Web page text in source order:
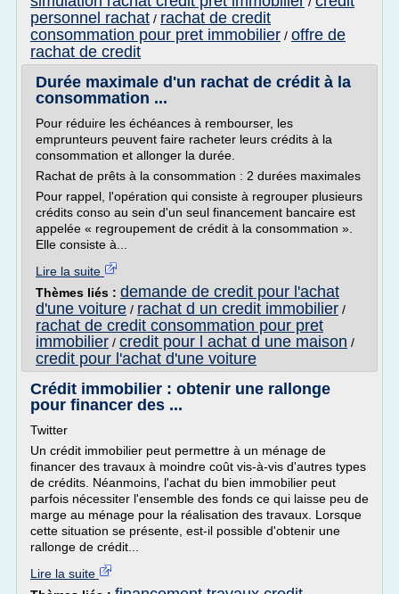
personnel rachat / rachat de credit
consommation pour pret immobilier / offre de
rachat de credit
Durée maximale d'un rachat de crédit à la
consommation ...
Pour réduire les échéances à rembourser, les
emprunteurs peuvent faire racheter leurs crédits à la
consommation et allonger la durée.
Rachat de prêts à la consommation : 2 durées maximales
Pour rappel, l'opération qui consiste à regrouper plusieurs
crédits conso au sein d'un seul financement bancaire est
appelée « regroupement de crédit à la consommation ».
Elle consiste à...
Lire la suite
Thèmes liés : demande de credit pour l'achat
d'une voiture / rachat d un credit immobilier /
rachat de credit consommation pour pret
immobilier / credit pour l achat d une maison /
credit pour l'achat d'une voiture
Crédit immobilier : obtenir une rallonge
pour financer des ...
Twitter
Un crédit immobilier peut permettre à un ménage de
financer des travaux à moindre coût vis-à-vis d'autres types
de crédits. Néanmoins, l'achat du bien immobilier peut
parfois nécessiter l'ensemble des fonds ce qui laisse peu de
marge au ménage pour la réalisation des travaux. Lorsque
cette situation se présente, est-il possible d'obtenir une
rallonge de crédit...
Lire la suite